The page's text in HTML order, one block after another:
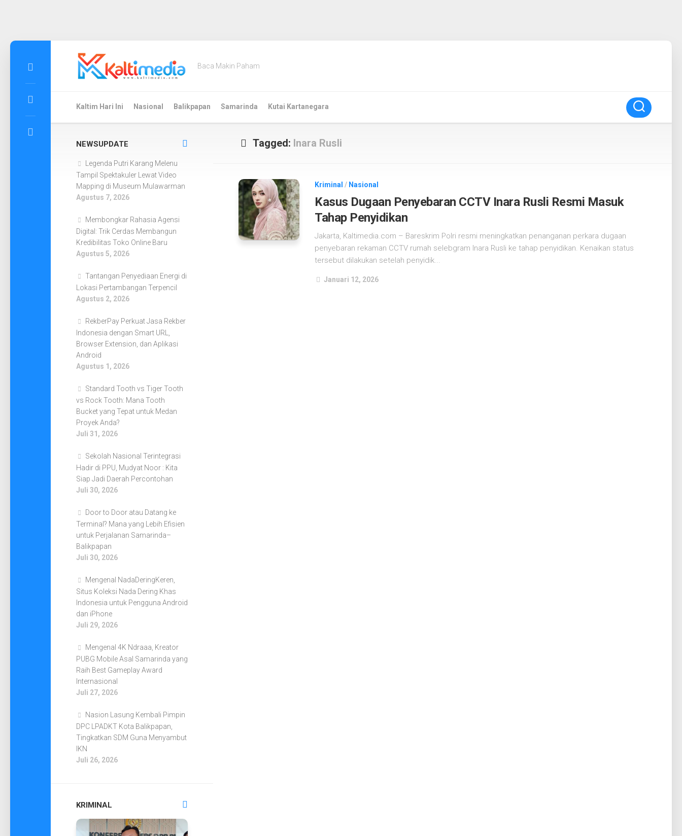
Skip
Baca Makin Paham
Kaltim Hari Ini Nasional Balikpapan Samarinda Kutai Kartanegara
Tagged: Inara Rusli
Kriminal / Nasional
Kasus Dugaan Penyebaran CCTV Inara Rusli Resmi Masuk
Tahap Penyidikan
Jakarta, Kaltimedia.com – Bareskrim Polri resmi meningkatkan penanganan perkara dugaan
penyebaran rekaman CCTV rumah selebgram Inara Rusli ke tahap penyidikan. Kenaikan status
tersebut dilakukan setelah penyidik...
Januari 12, 2026
NEWSUPDATE
Legenda Putri Karang Melenu
Tampil Spektakuler Lewat Video
Mapping di Museum Mulawarman
Agustus 7, 2026
Membongkar Rahasia Agensi
Digital: Trik Cerdas Membangun
Kredibilitas Toko Online Baru
Agustus 5, 2026
Tantangan Penyediaan Energi di
Lokasi Pertambangan Terpencil
Agustus 2, 2026
RekberPay Perkuat Jasa Rekber
Indonesia dengan Smart URL,
Browser Extension, dan Aplikasi
Android
Agustus 1, 2026
Standard Tooth vs Tiger Tooth
vs Rock Tooth: Mana Tooth
Bucket yang Tepat untuk Medan
Proyek Anda?
Juli 31, 2026
Sekolah Nasional Terintegrasi
Hadir di PPU, Mudyat Noor : Kita
Siap Jadi Daerah Percontohan
Juli 30, 2026
Door to Door atau Datang ke
Terminal? Mana yang Lebih Efisien
untuk Perjalanan Samarinda–
Balikpapan
Juli 30, 2026
Mengenal NadaDeringKeren,
Situs Koleksi Nada Dering Khas
Indonesia untuk Pengguna Android
dan iPhone
Juli 29, 2026
Mengenal 4K Ndraaa, Kreator
PUBG Mobile Asal Samarinda yang
Raih Best Gameplay Award
Internasional
Juli 27, 2026
Nasion Lasung Kembali Pimpin
DPC LPADKT Kota Balikpapan,
Tingkatkan SDM Guna Menyambut
IKN
Juli 26, 2026
KRIMINAL